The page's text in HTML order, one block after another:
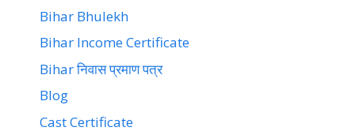
Bihar Bhulekh
Bihar Income Certificate
Bihar निवास प्रमाण पत्र
Blog
Cast Certificate